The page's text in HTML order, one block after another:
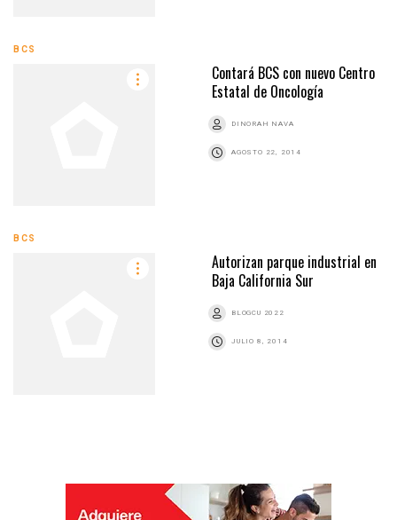
BCS
Contará BCS con nuevo Centro
Estatal de Oncología
DINORAH NAVA
AGOSTO 22, 2014
BCS
Autorizan parque industrial en
Baja California Sur
BLOGCU 2022
JULIO 8, 2014